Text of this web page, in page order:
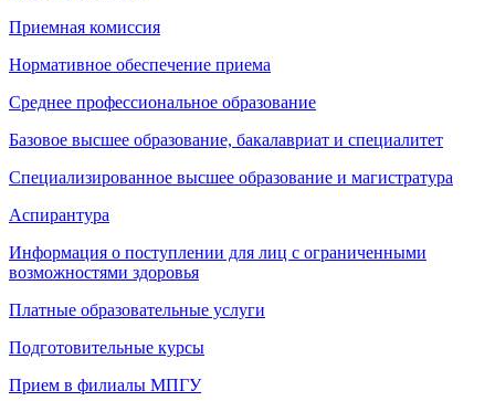
Приемная комиссия
Нормативное обеспечение приема
Среднее профессиональное образование
Базовое высшее образование, бакалавриат и специалитет
Специализированное высшее образование и магистратура
Аспирантура
Информация о поступлении для лиц с ограниченными
возможностями здоровья
Платные образовательные услуги
Подготовительные курсы
Прием в филиалы МПГУ